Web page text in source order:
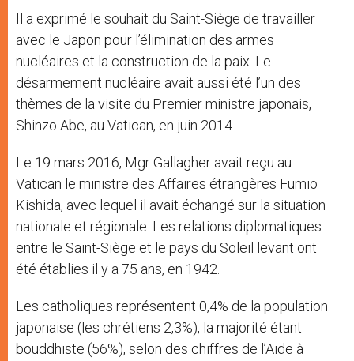
Il a exprimé le souhait du Saint-Siège de travailler
avec le Japon pour l’élimination des armes
nucléaires et la construction de la paix. Le
désarmement nucléaire avait aussi été l’un des
thèmes de la visite du Premier ministre japonais,
Shinzo Abe, au Vatican, en juin 2014.
Le 19 mars 2016, Mgr Gallagher avait reçu au
Vatican le ministre des Affaires étrangères Fumio
Kishida, avec lequel il avait échangé sur la situation
nationale et régionale. Les relations diplomatiques
entre le Saint-Siège et le pays du Soleil levant ont
été établies il y a 75 ans, en 1942.
Les catholiques représentent 0,4% de la population
japonaise (les chrétiens 2,3%), la majorité étant
bouddhiste (56%), selon des chiffres de l’Aide à